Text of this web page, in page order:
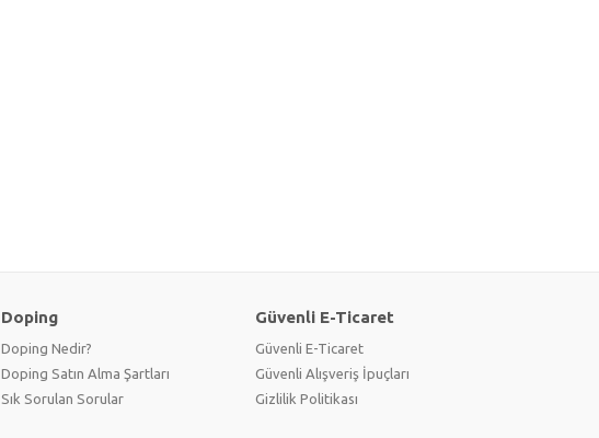
Doping
Doping Nedir?
Doping Satın Alma Şartları
Sık Sorulan Sorular
Güvenli E-Ticaret
Güvenli E-Ticaret
Güvenli Alışveriş İpuçları
Gizlilik Politikası